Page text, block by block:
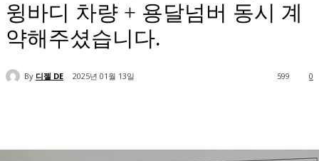
윙바디 차량 + 용달넘버 동시 계
약해주셨습니다.
By 디젤 DE 2025년 01월 13일 0
599